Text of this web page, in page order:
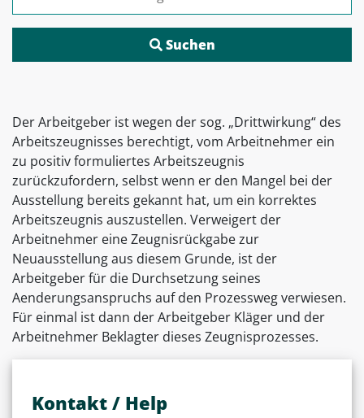
Der Arbeitgeber ist wegen der sog. „Drittwirkung“ des
Arbeitszeugnisses berechtigt, vom Arbeitnehmer ein
zu positiv formuliertes Arbeitszeugnis
zurückzufordern, selbst wenn er den Mangel bei der
Ausstellung bereits gekannt hat, um ein korrektes
Arbeitszeugnis auszustellen. Verweigert der
Arbeitnehmer eine Zeugnisrückgabe zur
Neuausstellung aus diesem Grunde, ist der
Arbeitgeber für die Durchsetzung seines
Aenderungsanspruchs auf den Prozessweg verwiesen.
Für einmal ist dann der Arbeitgeber Kläger und der
Arbeitnehmer Beklagter dieses Zeugnisprozesses.
Kontakt / Help